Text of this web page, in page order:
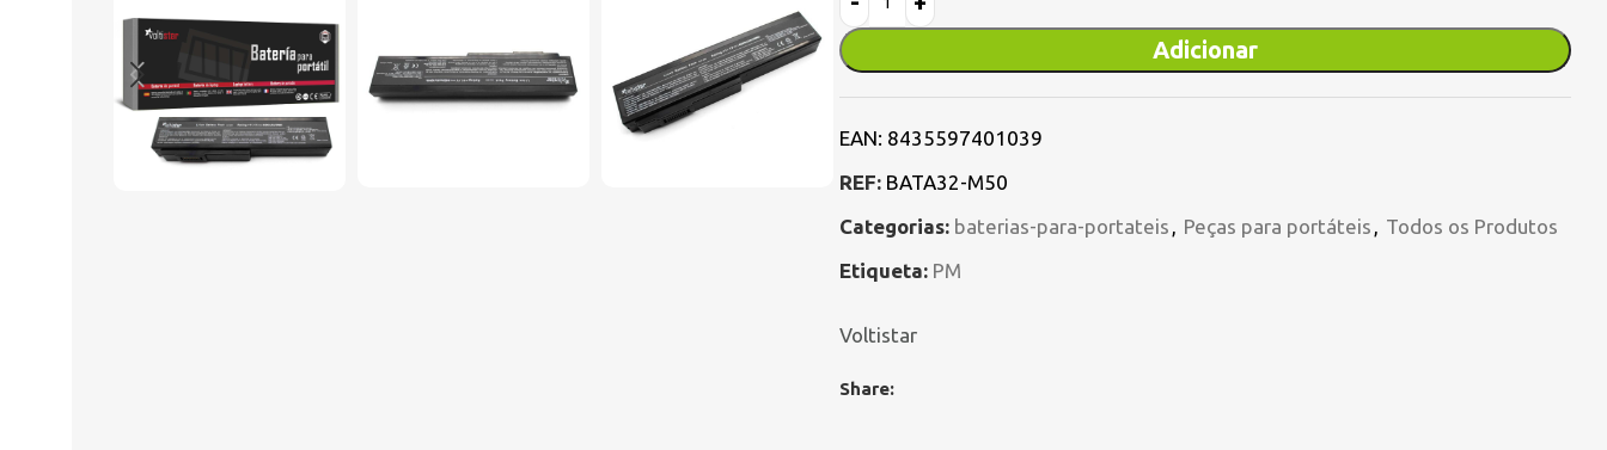
Adicionar
EAN: 8435597401039
REF: BATA32-M50
Categorias: baterias-para-portateis , Peças para portáteis , Todos os Produtos
Etiqueta: PM
Voltistar
Share: